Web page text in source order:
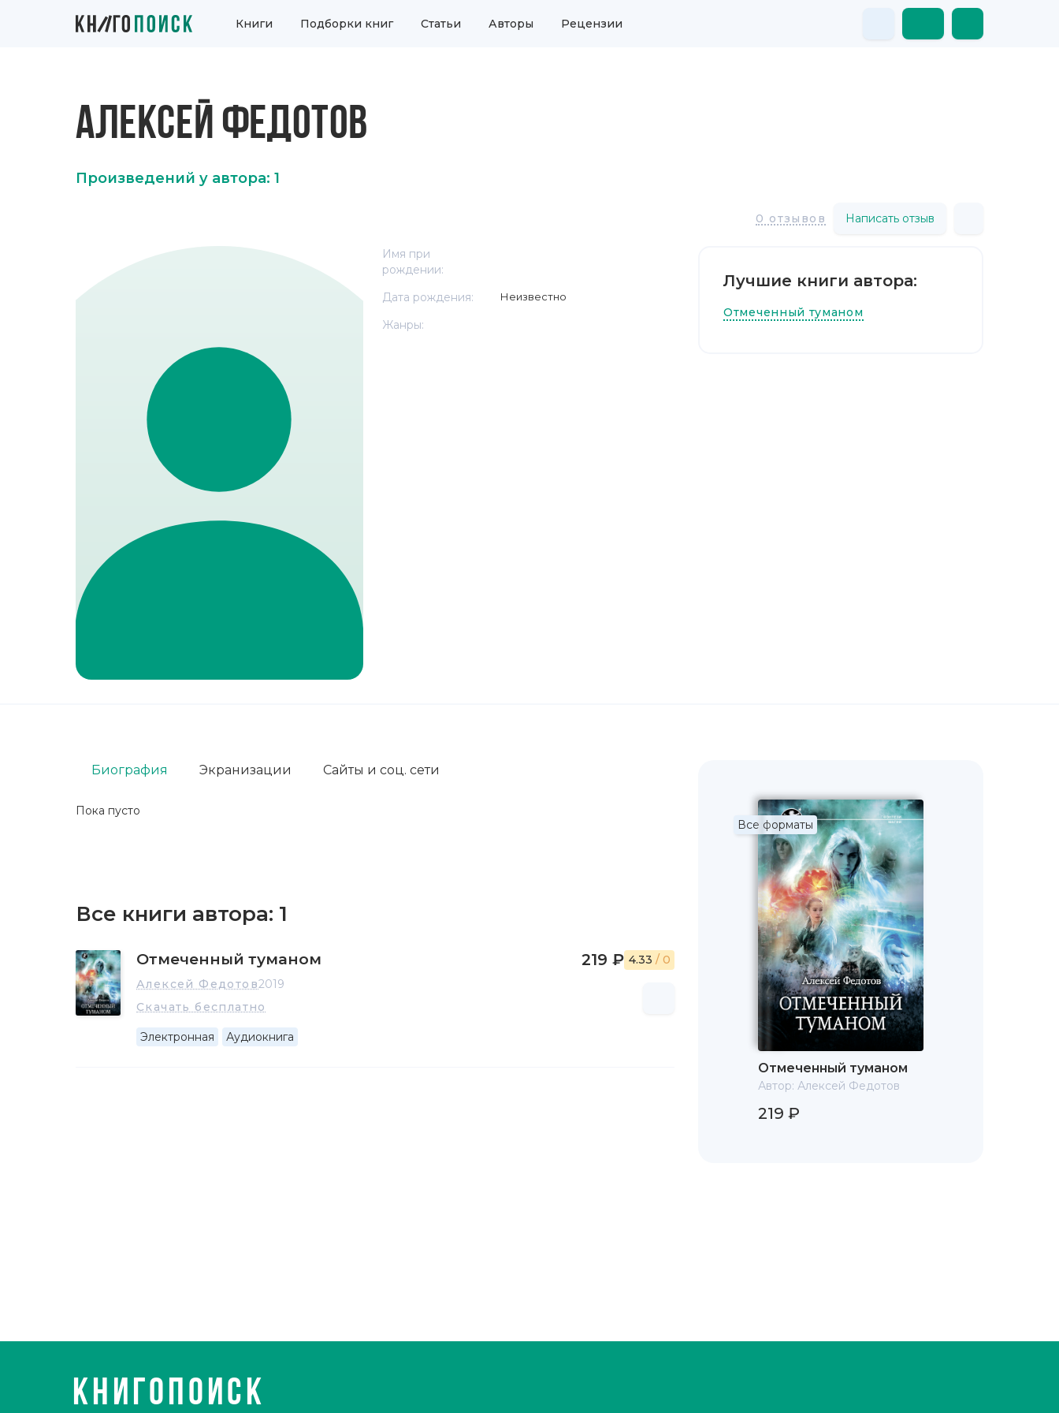
Книги Подборки книг Статьи Авторы Рецензии
АЛЕКСЕЙ ФЕДОТОВ
Произведений у автора: 1
0 отзывов Написать отзыв
Имя при
рождении:
Дата рождения:
Неизвестно
Жанры:
Лучшие книги автора:
Отмеченный туманом
Пока пусто
Биография Экранизации Сайты и соц. сети
Все книги автора: 1
Отмеченный туманом
Алексей Федотов2019
Скачать бесплатно
Электронная Аудиокнига
219 ₽ 4.33 / 0
Все форматы
Отмеченный туманом
Автор: Алексей Федотов
219 ₽
КНИГОПОИСК